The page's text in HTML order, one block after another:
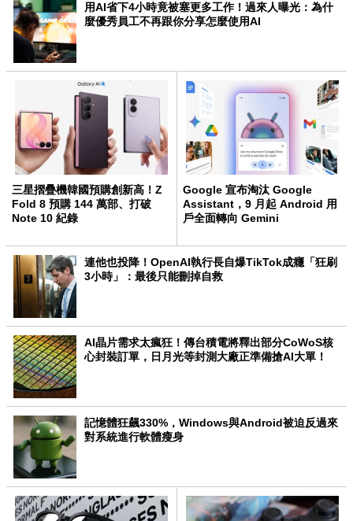
用AI省下4小時竟被塞更多工作！過來人曝光：為什
麼優秀員工不再跟你分享怎麼使用AI
三星摺疊機韓國預購創新高！Z
Fold 8 預購 144 萬部、打破
Note 10 紀錄
Google 宣布淘汰 Google
Assistant，9 月起 Android 用
戶全面轉向 Gemini
連他也投降！OpenAI執行長自爆TikTok成癮「狂刷
3小時」：最後只能刪掉自救
AI晶片需求太瘋狂！傳台積電將釋出部分CoWoS核
心封裝訂單，日月光等封測大廠正準備搶AI大單！
記憶體狂飆330%，Windows與Android被迫反過來
對系統進行軟體瘦身